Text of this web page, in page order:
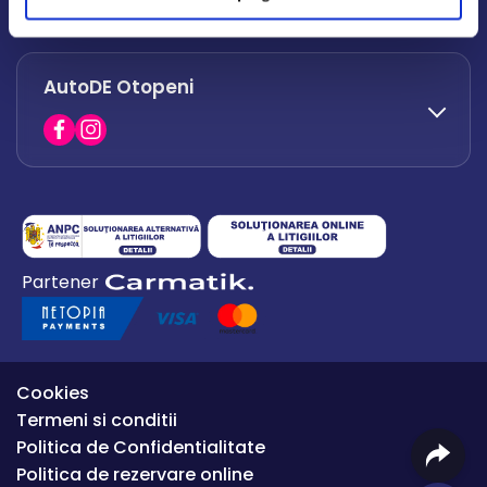
office.afumati@autode.ro
0730 063 852
0730 063 851
AutoDE Otopeni
0754 649 360
office.premium@autode.ro
Partener
Cookies
Termeni si conditii
Politica de Confidentialitate
Politica de rezervare online